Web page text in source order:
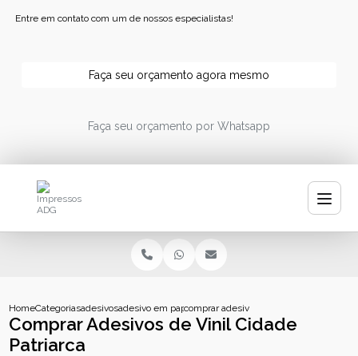
Entre em contato com um de nossos especialistas!
Faça seu orçamento agora mesmo
Faça seu orçamento por Whatsapp
HomeCategoriasadesivosadesivo em papelcomprar adesivos de vinil cidade
Comprar Adesivos de Vinil Cidade
Patriarca